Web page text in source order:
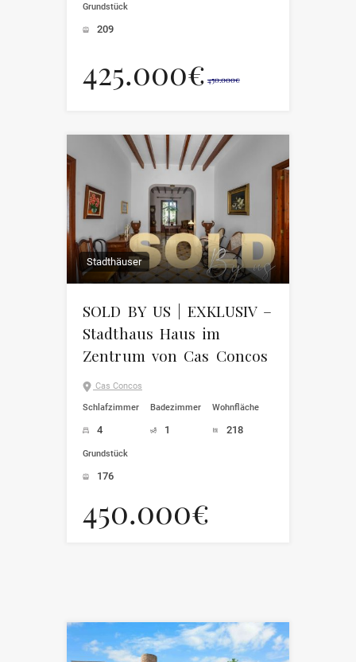
Grundstück
209
425.000€ 450.000€
Stadthäuser
SOLD BY US | EXKLUSIV –
Stadthaus Haus im
Zentrum von Cas Concos
Cas Concos
Schlafzimmer
4
Badezimmer
1
Wohnfläche
218
Grundstück
176
450.000€